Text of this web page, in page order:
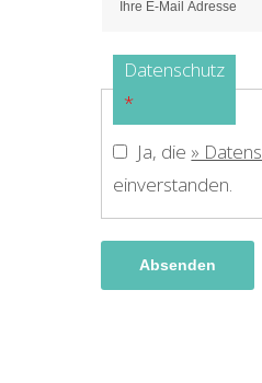
Datenschutz
*
Ja, die »
einverstanden.
Absenden